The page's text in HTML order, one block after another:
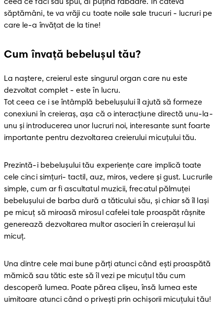
ceea ce faci sau spui, ai puţină răbdare. În câteva
săptămâni, te va vrăji cu toate noile sale trucuri - lucruri pe
care le-a învăţat de la tine!
Cum învaţă bebeluşul tău?
La naştere, creierul este singurul organ care nu este
dezvoltat complet - este în lucru.
Tot ceea ce i se întâmplă bebeluşului îl ajută să formeze
conexiuni în creieraş, aşa că o interacţiune directă unu-la-
unu şi introducerea unor lucruri noi, interesante sunt foarte
importante pentru dezvoltarea creierului micuţului tău.
Prezintă-i bebeluşului tău experienţe care implică toate
cele cinci simţuri- tactil, auz, miros, vedere şi gust. Lucrurile
simple, cum ar fi ascultatul muzicii, frecatul pălmuţei
bebeluşului de barba dură a tăticului său, şi chiar să îl laşi
pe micuţ să miroasă mirosul cafelei tale proaspăt râşnite
generează dezvoltarea multor asocieri în creieraşul lui
micuţ.
Una dintre cele mai bune părţi atunci când eşti proaspătă
mămică sau tătic este să îl vezi pe micuţul tău cum
descoperă lumea. Poate părea clişeu, însă lumea este
uimitoare atunci când o priveşti prin ochişorii micuţului tău!